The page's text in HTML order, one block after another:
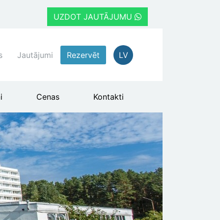
UZDOT JAUTĀJUMU
Jautājumi Rezervēt LV
Cenas Kontakti